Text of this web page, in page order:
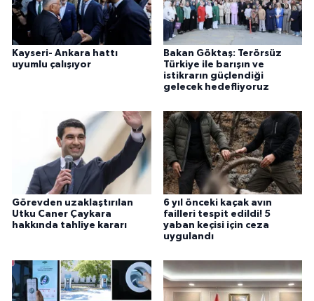
Kayseri- Ankara hattı
uyumlu çalışıyor
Bakan Göktaş: Terörsüz
Türkiye ile barışın ve
istikrarın güçlendiği
gelecek hedefliyoruz
Görevden uzaklaştırılan
Utku Caner Çaykara
hakkında tahliye kararı
6 yıl önceki kaçak avın
failleri tespit edildi! 5
yaban keçisi için ceza
uygulandı